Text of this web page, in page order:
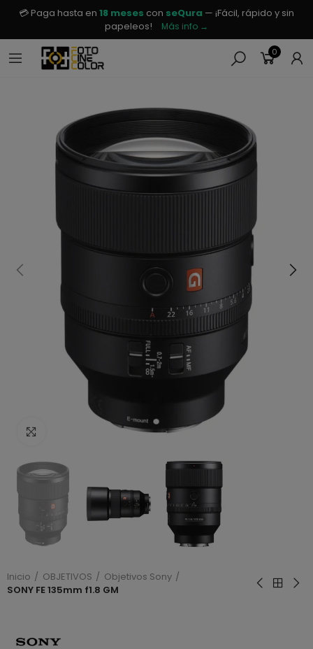
💳 Paga hasta en 18 meses con seQura — ¡Fácil, rápido y sin
papeleos!
Más info →
0
Haga clic para ampliar
Inicio OBJETIVOS
Objetivos Sony
SONY FE 135mm f1.8 GM